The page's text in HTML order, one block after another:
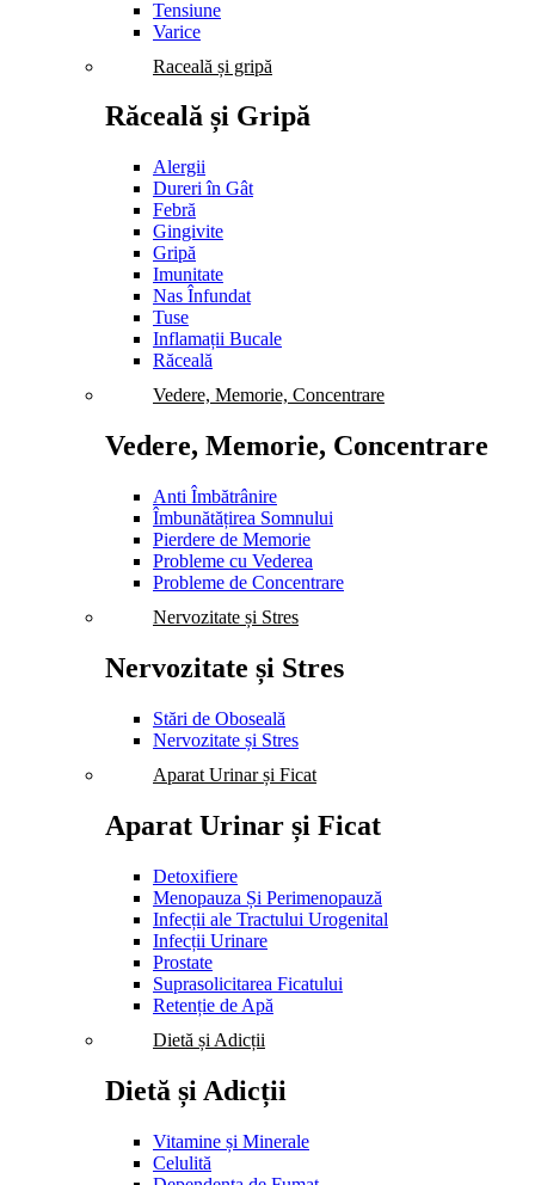
Tensiune
Varice
Raceală și gripă
Răceală și Gripă
Alergii
Dureri în Gât
Febră
Gingivite
Gripă
Imunitate
Nas Înfundat
Tuse
Inflamații Bucale
Răceală
Vedere, Memorie, Concentrare
Vedere, Memorie, Concentrare
Anti Îmbătrânire
Îmbunătățirea Somnului
Pierdere de Memorie
Probleme cu Vederea
Probleme de Concentrare
Nervozitate și Stres
Nervozitate și Stres
Stări de Oboseală
Nervozitate și Stres
Aparat Urinar și Ficat
Aparat Urinar și Ficat
Detoxifiere
Menopauza Și Perimenopauză
Infecții ale Tractului Urogenital
Infecții Urinare
Prostate
Suprasolicitarea Ficatului
Retenție de Apă
Dietă și Adicții
Dietă și Adicții
Vitamine și Minerale
Celulită